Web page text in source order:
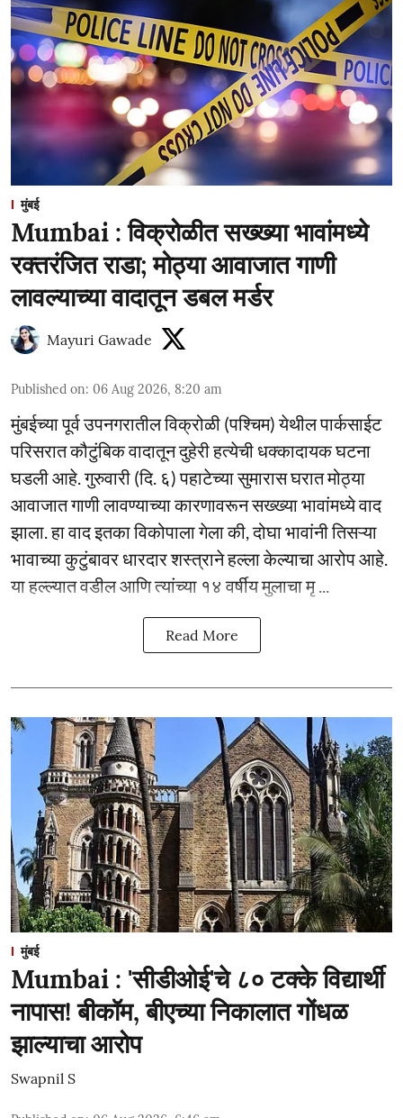
मुंबई
Mumbai : विक्रोळीत सख्ख्या भावांमध्ये
रक्तरंजित राडा; मोठ्या आवाजात गाणी
लावल्याच्या वादातून डबल मर्डर
Mayuri Gawade
Published on: 06 Aug 2026, 8:20 am
मुंबईच्या पूर्व उपनगरातील विक्रोळी (पश्चिम) येथील पार्कसाईट
परिसरात कौटुंबिक वादातून दुहेरी हत्येची धक्कादायक घटना
घडली आहे. गुरुवारी (दि. ६) पहाटेच्या सुमारास घरात मोठ्या
आवाजात गाणी लावण्याच्या कारणावरून सख्ख्या भावांमध्ये वाद
झाला. हा वाद इतका विकोपाला गेला की, दोघा भावांनी तिसऱ्या
भावाच्या कुटुंबावर धारदार शस्त्राने हल्ला केल्याचा आरोप आहे.
या हल्ल्यात वडील आणि त्यांच्या १४ वर्षीय मुलाचा मृ ...
Read More
मुंबई
Mumbai : 'सीडीओई'चे ८० टक्के विद्यार्थी
नापास! बीकॉम, बीएच्या निकालात गोंधळ
झाल्याचा आरोप
Swapnil S